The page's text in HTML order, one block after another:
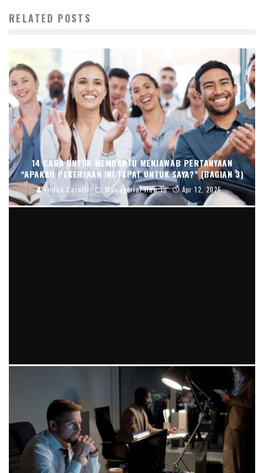
RELATED POSTS
14 CARA UNTUK MEMBANTU MENJAWAB PERTANYAAN
“APAKAH PEKERJAAN INI TEPAT UNTUK SAYA?” (BAGIAN 3)
Endah Caratri Managerial How To Apr 12, 2026
CARA MENINGKATKAN FOKUS DI TEMPAT KERJA DENGAN 9
CARA (BAGIAN 3)
Endah Caratri Uncategorized Nov 28, 2025